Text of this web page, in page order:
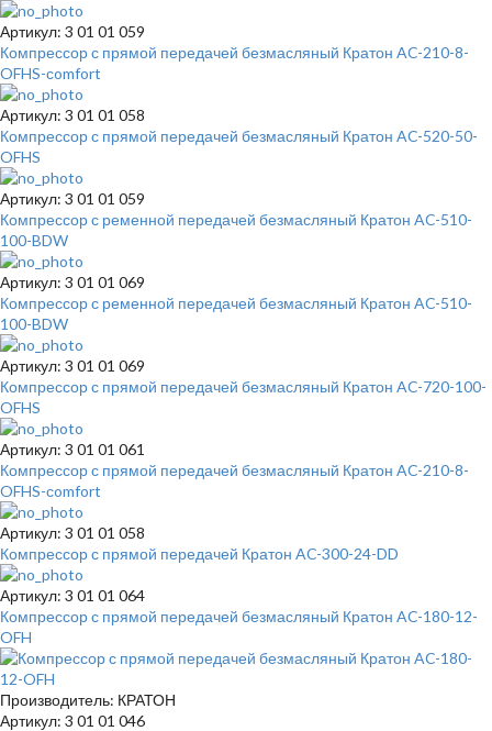
Артикул: 3 01 01 059
Компрессор с прямой передачей безмасляный Кратон AC-210-8-
OFHS-сomfort
Артикул: 3 01 01 058
Компрессор с прямой передачей безмасляный Кратон AC-520-50-
OFHS
Артикул: 3 01 01 059
Компрессор с ременной передачей безмасляный Кратон AC-510-
100-BDW
Артикул: 3 01 01 069
Компрессор с ременной передачей безмасляный Кратон AC-510-
100-BDW
Артикул: 3 01 01 069
Компрессор с прямой передачей безмасляный Кратон AC-720-100-
OFHS
Артикул: 3 01 01 061
Компрессор с прямой передачей безмасляный Кратон AC-210-8-
OFHS-сomfort
Артикул: 3 01 01 058
Компрессор с прямой передачей Кратон AC-300-24-DD
Артикул: 3 01 01 064
Компрессор с прямой передачей безмасляный Кратон AC-180-12-
OFH
Производитель: КРАТОН
Артикул: 3 01 01 046